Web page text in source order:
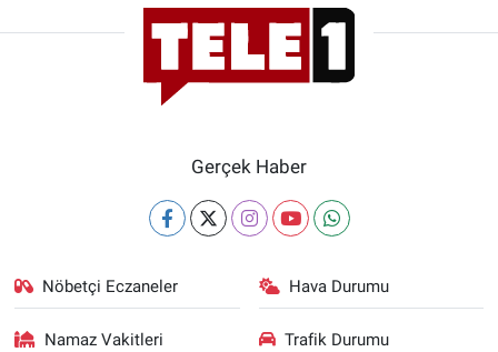
Gerçek Haber
Nöbetçi Eczaneler Hava Durumu
Namaz Vakitleri Trafik Durumu